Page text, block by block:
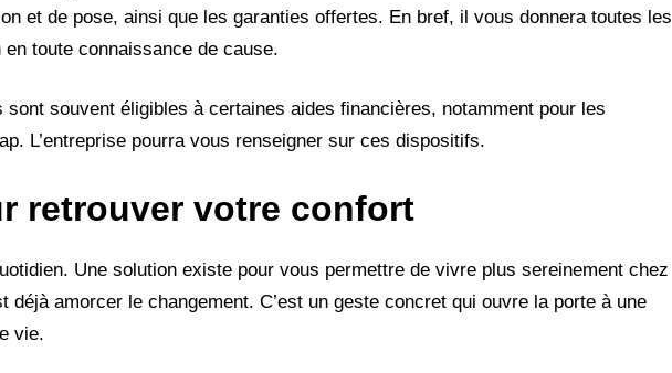
et de pose, ainsi que les garanties offertes. En bref, il vous donnera toutes les
toute connaissance de cause.
souvent éligibles à certaines aides financières, notamment pour les
L’entreprise pourra vous renseigner sur ces dispositifs.
retrouver votre confort
Une solution existe pour vous permettre de vivre plus sereinement chez
déjà amorcer le changement. C’est un geste concret qui ouvre la porte à une
vie.